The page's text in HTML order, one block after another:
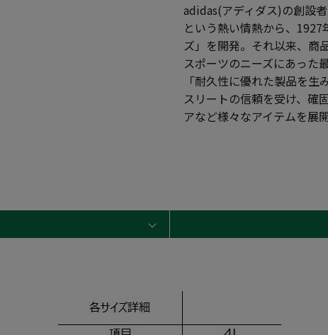
adidas(アディダス)の創設
という熱い情熱から、
ズ」を開発。それ以来、商
スポーツのニーズにあった
「耐久性に優れた製品を
スリートの信頼を受け、確
アなど様々なアイテムを展